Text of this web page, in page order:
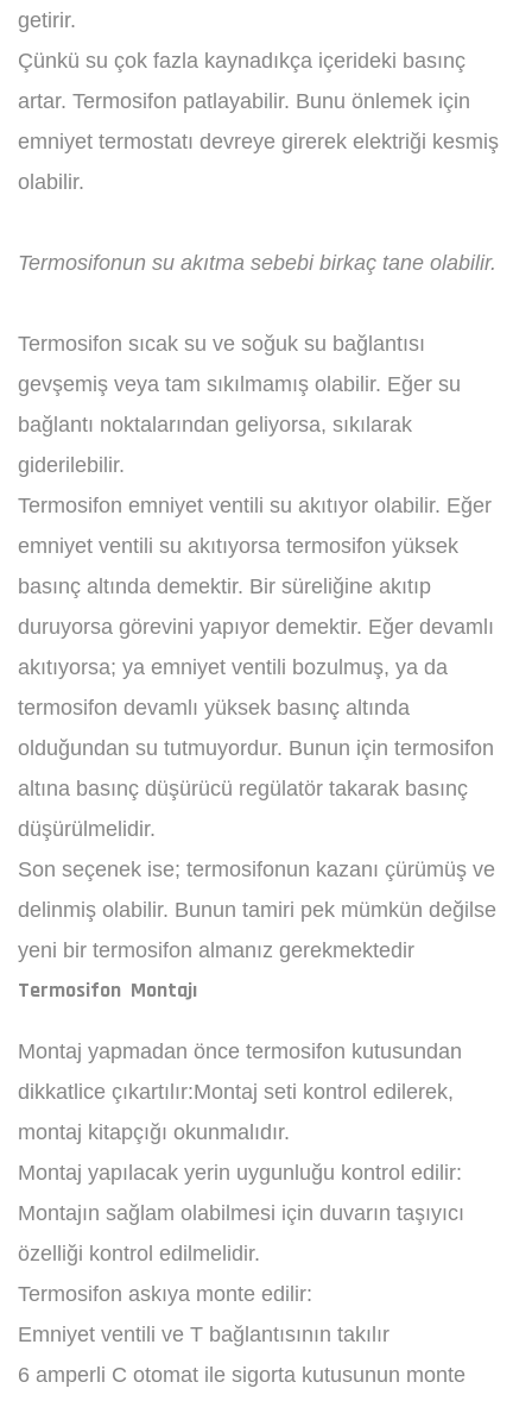
getirir.
Çünkü su çok fazla kaynadıkça içerideki basınç
artar. Termosifon patlayabilir. Bunu önlemek için
emniyet termostatı devreye girerek elektriği kesmiş
olabilir.
Termosifonun su akıtma sebebi birkaç tane olabilir.
Termosifon sıcak su ve soğuk su bağlantısı
gevşemiş veya tam sıkılmamış olabilir. Eğer su
bağlantı noktalarından geliyorsa, sıkılarak
giderilebilir.
Termosifon emniyet ventili su akıtıyor olabilir. Eğer
emniyet ventili su akıtıyorsa termosifon yüksek
basınç altında demektir. Bir süreliğine akıtıp
duruyorsa görevini yapıyor demektir. Eğer devamlı
akıtıyorsa; ya emniyet ventili bozulmuş, ya da
termosifon devamlı yüksek basınç altında
olduğundan su tutmuyordur. Bunun için termosifon
altına basınç düşürücü regülatör takarak basınç
düşürülmelidir.
Son seçenek ise; termosifonun kazanı çürümüş ve
delinmiş olabilir. Bunun tamiri pek mümkün değilse
yeni bir termosifon almanız gerekmektedir
Termosifon Montajı
Montaj yapmadan önce termosifon kutusundan
dikkatlice çıkartılır:Montaj seti kontrol edilerek,
montaj kitapçığı okunmalıdır.
Montaj yapılacak yerin uygunluğu kontrol edilir:
Montajın sağlam olabilmesi için duvarın taşıyıcı
özelliği kontrol edilmelidir.
Termosifon askıya monte edilir:
Emniyet ventili ve T bağlantısının takılır
6 amperli C otomat ile sigorta kutusunun monte